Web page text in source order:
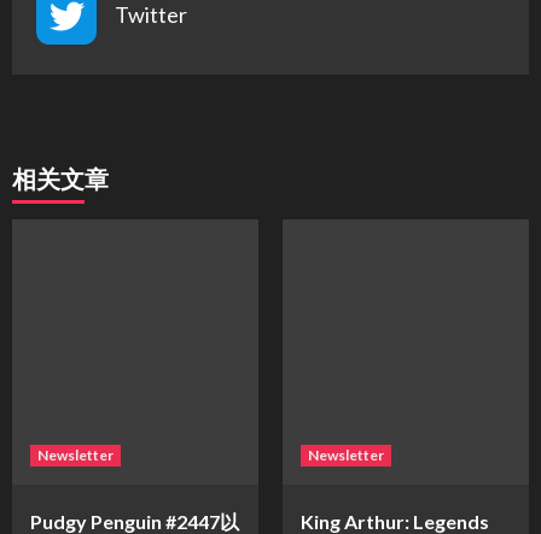
Twitter
相关文章
Newsletter
Pudgy Penguin #2447以
Newsletter
King Arthur: Legends